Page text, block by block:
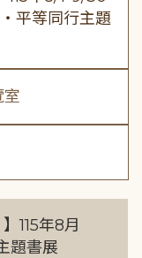
平等同行主題
室
115年8月
題書展